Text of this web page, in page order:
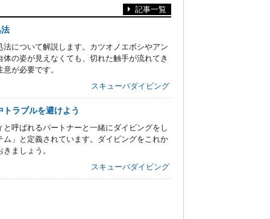
記事一覧
について解説します。カツオノエボシやアン
の姿が見えなくても、切れた触手が流れてき
が必要です。
スキューバダイビング
トラブルを避けよう
呼ばれるパートナーと一緒にダイビングをし
」と定義されています。ダイビングをこれか
ましょう。
スキューバダイビング